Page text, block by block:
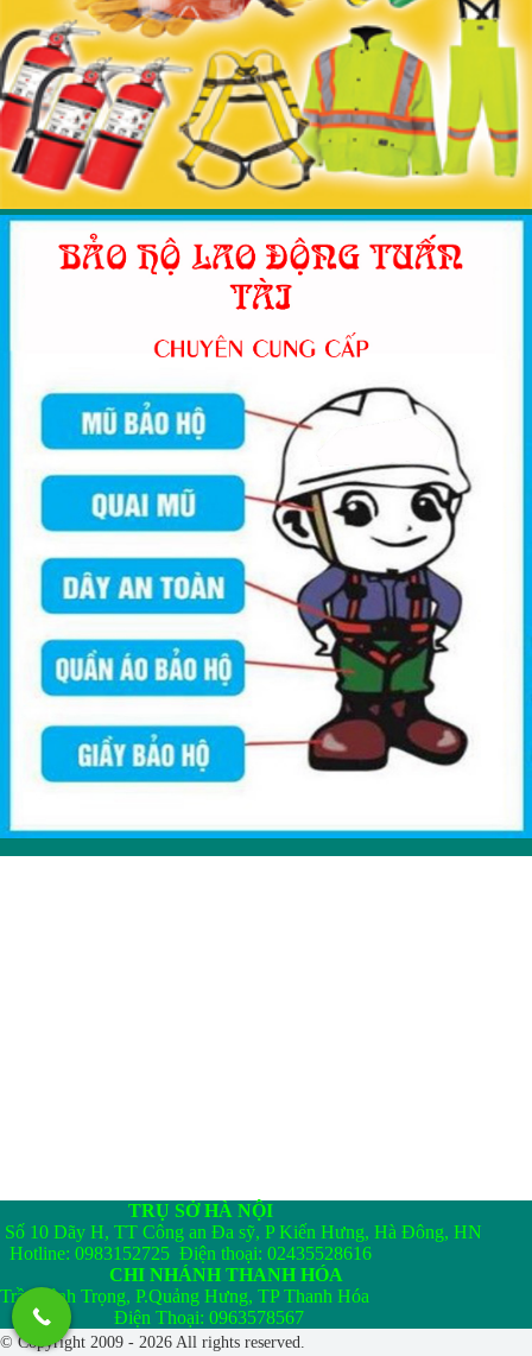
TRỤ SỞ HÀ NỘI
Số 10 Dãy H, TT Công an Đa sỹ, P Kiến Hưng, Hà Đông, HN
Hotline: 0983152725 Điện thoại: 02435528616
CHI NHÁNH THANH HÓA
Trần Bình Trọng, P.Quảng Hưng, TP Thanh Hóa
Điện Thoại: 0963578567
© Copyright 2009 - 2026 All rights reserved.